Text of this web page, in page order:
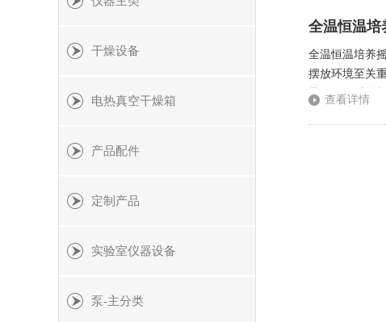
全温恒温培
全温恒温培养
摆放环境至关
导致元件过热
查看详情
干燥设备
电热真空干燥箱
产品配件
定制产品
实验室仪器设备
泵-主分类